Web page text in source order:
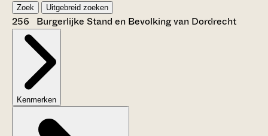
Zoek Uitgebreid zoeken
256 Burgerlijke Stand en Bevolking van Dordrecht
Kenmerken